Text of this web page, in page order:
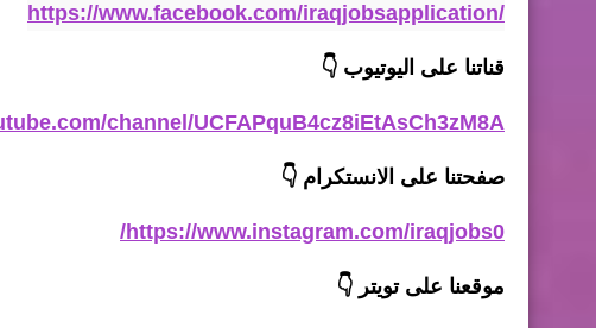
https://www.facebook.com/iraqjobsapplication/
قناتنا على اليوتيوب 👇
channel/UCFAPquB4cz8iEtAsCh3zM8A
صفحتنا على الانستكرام 👇
https://www.instagram.com/iraqjobs0/
موقعنا على تويتر 👇